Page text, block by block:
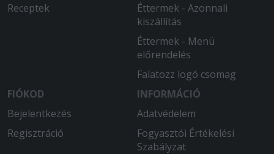
Receptek
Éttermek - Azonnali
kiszállítás
Éttermek - Menü
előrendelés
Falatozz logó csomag
FIÓKOD
Bejelentkezés
Regisztráció
INFORMÁCIÓ
Adatvédelem
Fogyasztói Értékelési
Szabályzat